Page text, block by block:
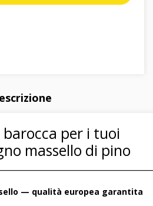
barocca per i tuoi
massello di pino
— qualità europea garantita